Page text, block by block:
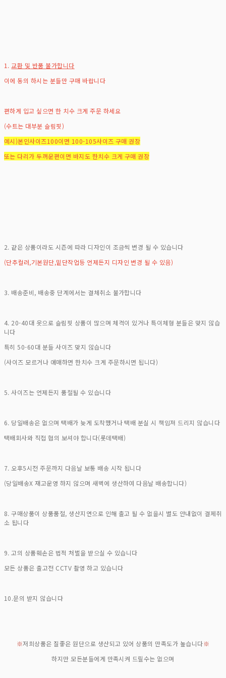
1.교환 및 반품 불가합니다
이에 동의 하시는 분들만 구매 바랍니다
편하게 입고 싶으면 한 치수 크게 주문 하세요
(수트는 대부분 슬림핏)
예시)본인사이즈100이면 100-105사이즈 구매 권장
또는 다리가 두꺼운편이면 바지도 한치수 크게 구매 권장
2. 같은 상품이라도 시즌에 따라 디자인이 조금씩 변경 될 수 있습니다
(단추컬러,기본원단,밑단작업등 언제든지 디자인 변경 될 수 있음)
3. 배송준비, 배송중 단계에서는 결체취소 불가합니다
4. 20-40대 옷으로 슬림핏 상품이 많으며 체격이 있거나 특이체형 분들은 맞지 않습
니다
특히 50-60대 분들 사이즈 맞지 않습니다
(사이즈 모르거나 애매하면 한치수 크게 주문하시면 됩니다)
5. 사이즈는 언제든지 품절될 수 있습니다
6. 당일배송은 없으며 택배가 늦게 도착했거나 택배 분실 시 책임져 드리지 않습니다
택배회사와 직접 협의 보셔야 합니다(롯데택배)
7. 오후5시전 주문까지 다음날 보통 배송 시작 됩니다
(당일배송X 재고운영 하지 않으며 새벽에 생산하여 다음날 배송합니다)
8. 구매상품이 상품품절, 생산지연으로 인해 출고 될 수 없을시 별도 안내없이 결제취
소 됩니다
9. 고의 상품훼손은 법적 처벌을 받으실 수 있습니다
모든 상품은 출고전 CCTV 촬영 하고 있습니다
10.문의 받지 않습니다
※저희상품은 질좋은 원단으로 생산되고 있어 상품의 만족도가 높습니다※
하지만 모든분들에게 만족시켜 드릴수는 없으며